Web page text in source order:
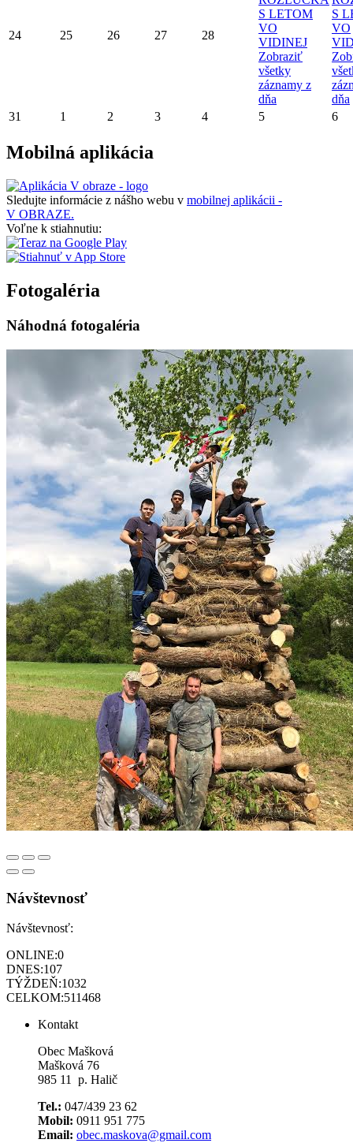
24 25 26 27 28
S LETOM
VO
VIDINEJ
Zobraziť
všetky
záznamy z
dňa
S
VO
dňa
31
1 2 3 4 5 6
Mobilná aplikácia
Sledujte informácie z nášho webu v mobilnej aplikácii -
V OBRAZE.
Voľne k stiahnutiu:
Fotogaléria
Náhodná fotogaléria
Návštevnosť
Návštevnosť:
ONLINE:0
DNES:107
TÝŽDEŇ:1032
CELKOM:511468
Kontakt
Obec Mašková
Mašková 76
985 11 p. Halič
Tel.: 047/439 23 62
Mobil: 0911 951 775
Email: obec.maskova@gmail.com